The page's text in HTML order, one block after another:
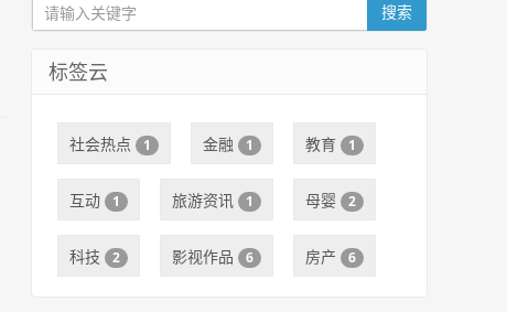
搜索
标签云
社会热点 1 金融 1 教育 1
互动 1 旅游资讯 1 母婴 2
科技 2 影视作品 6 房产 6